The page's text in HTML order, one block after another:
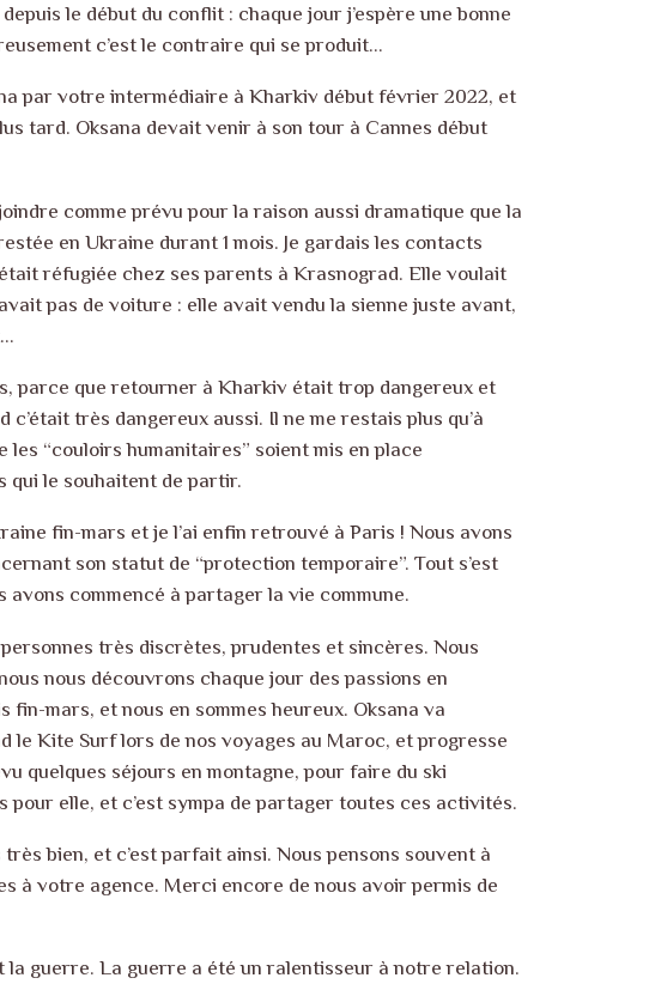
le début du conflit : chaque jour j’espère une bonne
c’est le contraire qui se produit…
par votre intermédiaire à Kharkiv début février 2022, et
tard. Oksana devait venir à son tour à Cannes début
comme prévu pour la raison aussi dramatique que la
en Ukraine durant 1 mois. Je gardais les contacts
réfugiée chez ses parents à Krasnograd. Elle voulait
pas de voiture : elle avait vendu la sienne juste avant,
parce que retourner à Kharkiv était trop dangereux et
très dangereux aussi. Il ne me restais plus qu’à
“couloirs humanitaires” soient mis en place
qui le souhaitent de partir.
fin-mars et je l’ai enfin retrouvé à Paris ! Nous avons
son statut de “protection temporaire”. Tout s’est
commencé à partager la vie commune.
personnes très discrètes, prudentes et sincères. Nous
nous découvrons chaque jour des passions en
fin-mars, et nous en sommes heureux. Oksana va
le Kite Surf lors de nos voyages au Maroc, et progresse
quelques séjours en montagne, pour faire du ski
pour elle, et c’est sympa de partager toutes ces activités.
bien, et c’est parfait ainsi. Nous pensons souvent à
à votre agence. Merci encore de nous avoir permis de
la guerre. La guerre a été un ralentisseur à notre relation.